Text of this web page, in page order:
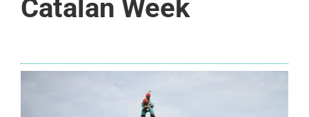
Catalan Week